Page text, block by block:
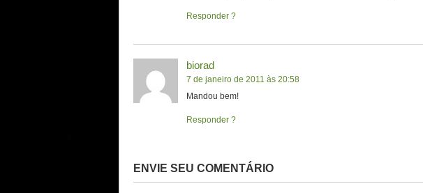
Responder
biorad
7 de janeiro de 2011 às 20:58
Mandou bem!
Responder
ENVIE SEU COMENTÁRIO